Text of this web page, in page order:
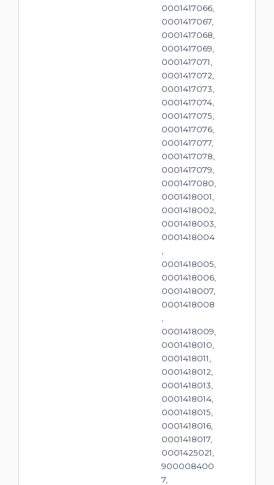
0001417066,
0001417067,
0001417068,
0001417069,
0001417071,
0001417072,
0001417073,
0001417074,
0001417075,
0001417076,
0001417077,
0001417078,
0001417079,
0001417080,
0001418001,
0001418002,
0001418003,
0001418004
0001418005,
0001418006,
0001418007,
0001418008
0001418009,
0001418010,
0001418011,
0001418012,
0001418013,
0001418014,
0001418015,
0001418016,
0001418017,
0001425021,
900008400
7,